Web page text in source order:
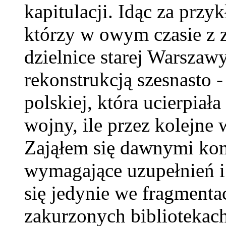
kapitulacji. Idąc za
którzy w owym czasie z
dzielnice starej
rekonstrukcją szesnasto
polskiej, która
wojny, ile przez kolejne
Zająłem się dawnymi
wymagające uzupełnień
się jedynie we
zakurzonych